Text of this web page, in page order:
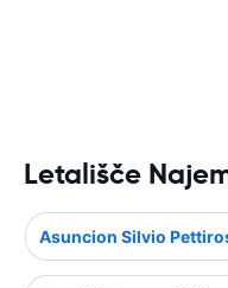
Letališče
Asuncion Silvio